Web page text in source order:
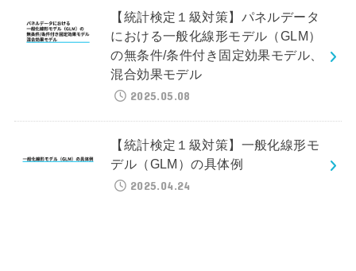
【統計検定１級対策】パネルデータ
における一般化線形モデル（GLM）
の無条件/条件付き固定効果モデル、
混合効果モデル
2025.05.08
【統計検定１級対策】一般化線形モ
デル（GLM）の具体例
2025.04.24